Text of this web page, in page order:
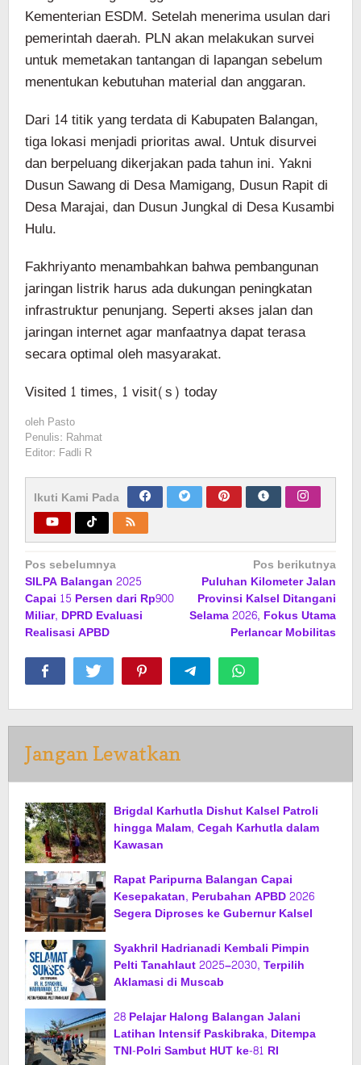
Kementerian ESDM. Setelah menerima usulan dari
pemerintah daerah. PLN akan melakukan survei
untuk memetakan tantangan di lapangan sebelum
menentukan kebutuhan material dan anggaran.
Dari 14 titik yang terdata di Kabupaten Balangan,
tiga lokasi menjadi prioritas awal. Untuk disurvei
dan berpeluang dikerjakan pada tahun ini. Yakni
Dusun Sawang di Desa Mamigang, Dusun Rapit di
Desa Marajai, dan Dusun Jungkal di Desa Kusambi
Hulu.
Fakhriyanto menambahkan bahwa pembangunan
jaringan listrik harus ada dukungan peningkatan
infrastruktur penunjang. Seperti akses jalan dan
jaringan internet agar manfaatnya dapat terasa
secara optimal oleh masyarakat.
Visited 1 times, 1 visit(s) today
oleh Pasto
Penulis: Rahmat
Editor: Fadli R
Ikuti Kami Pada
Navigasi
pos
Pos sebelumnya
SILPA Balangan 2025
Capai 15 Persen dari Rp900
Miliar, DPRD Evaluasi
Realisasi APBD
Pos berikutnya
Puluhan Kilometer Jalan
Provinsi Kalsel Ditangani
Selama 2026, Fokus Utama
Perlancar Mobilitas
Jangan Lewatkan
Brigdal Karhutla Dishut Kalsel Patroli
hingga Malam, Cegah Karhutla dalam
Kawasan
Rapat Paripurna Balangan Capai
Kesepakatan, Perubahan APBD 2026
Segera Diproses ke Gubernur Kalsel
Syakhril Hadrianadi Kembali Pimpin
Pelti Tanahlaut 2025–2030, Terpilih
Aklamasi di Muscab
28 Pelajar Halong Balangan Jalani
Latihan Intensif Paskibraka, Ditempa
TNI-Polri Sambut HUT ke-81 RI